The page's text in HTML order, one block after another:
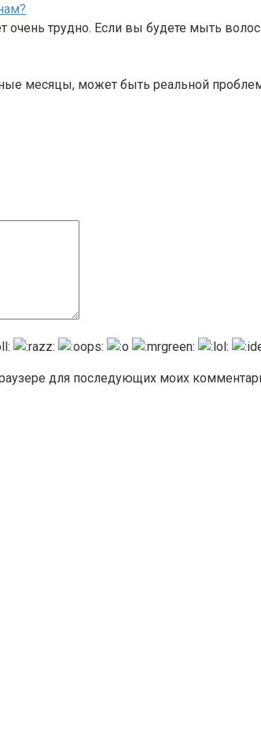
очень трудно. Если вы будете мыть
месяцы, может быть реальной
для последующих моих